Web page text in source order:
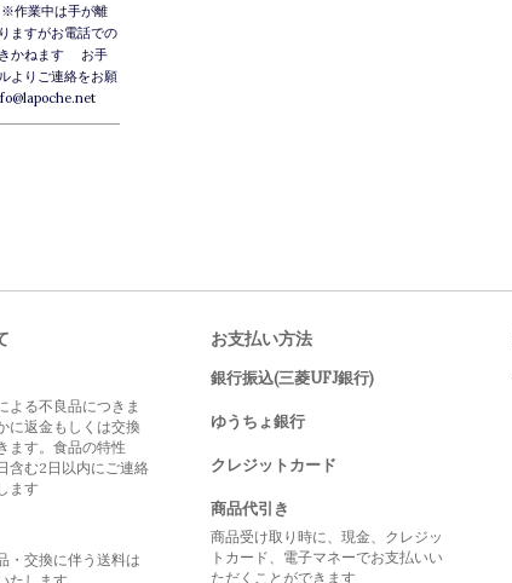
作業中は手が離
ますがお電話での
きかねます お手
よりご連絡をお願
よる不良品につきま
に返金もしくは交換
ます。食品の特性
含む2日以内にご連絡
ます
・交換に伴う送料は
お支払い方法
銀行振込(三菱UFJ銀行)
ゆうちょ銀行
クレジットカード
商品代引き
商品受け取り時に、現金、クレジッ
トカード、電子マネーでお支払いい
ただくことができます